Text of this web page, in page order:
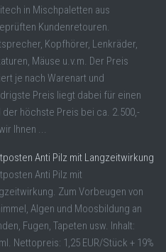
in Mischpaletten aus
Kundenretouren.
Kopfhörer, Lenkräder,
Mäuse u.v.m. Der Preis
je nach Warenart und
Preis liegt dabei für einen
der höchste Preis bei ca. 2.500,-
Ihnen ...
Anti Pilz mit Langzeitwirkung
Anti Pilz mit
Zum Vorbeugen von
Algen und Moosbildung an
Fugen, Tapeten usw. Inhalt:
Nettopreis: 1,25 EUR/Stück + 19%